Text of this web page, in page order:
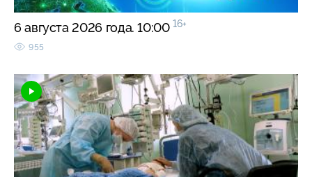
6 августа 2026 года. 10:00 16+
955